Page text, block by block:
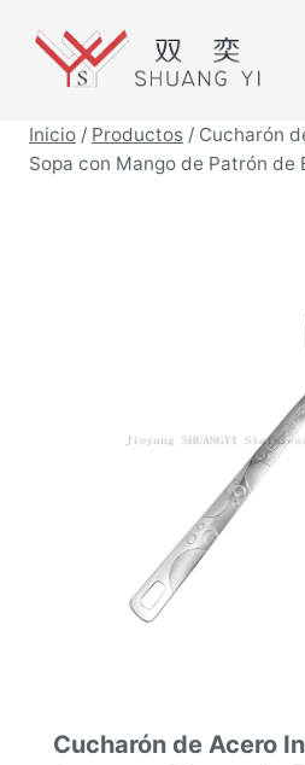
contenido
Inicio / Productos / Cucharón
Sopa con Mango de Patrón de
Cucharón de Acero